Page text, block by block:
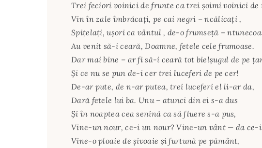
Trei feciori voinici de frunte ca trei şoimi voinici de
Vin în zale îmbrăcaţi, pe cai negri – ncălicaţi ,
Spiţelaţi, uşori ca vântul , de-o frumseţă –
Au venit să-i ceară, Doamne, fetele cele frumoase.
Dar mai bine – ar fi să-i ceară tot bielşugul de pe
Şi ce nu se pun de-i cer trei luceferi de pe cer!
De-ar pute, de n-ar putea, trei luceferi el li-ar da,
Dară fetele lui ba. Unu – atunci din ei s-a dus
Şi în noaptea cea senină ca să fluere s-a pus,
Vine-un nour, ce-i un nour? Vine-un vânt — da ce-
Vine-o ploaie de şivoaie şi furtună pe pământ,